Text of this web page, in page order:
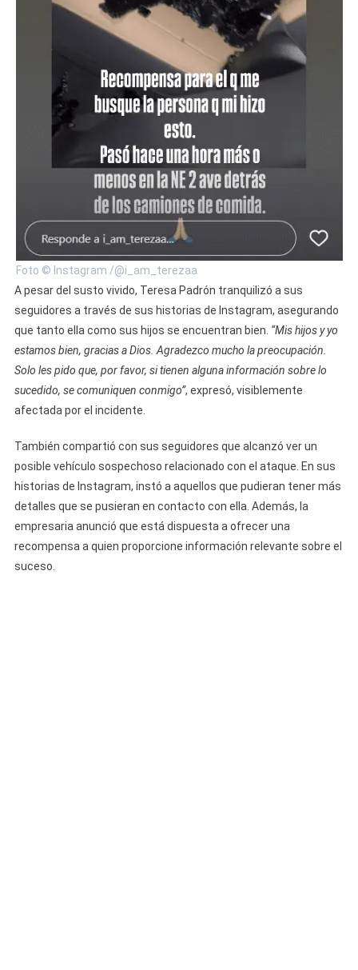
Foto © Instagram /@i_am_terezaa
A pesar del susto vivido, Teresa Padrón tranquilizó a sus
seguidores a través de sus historias de Instagram, asegurando
que tanto ella como sus hijos se encuentran bien. “Mis hijos y yo
estamos bien, gracias a Dios. Agradezco mucho la preocupación.
Solo les pido que, por favor, si tienen alguna información sobre lo
sucedido, se comuniquen conmigo”, expresó, visiblemente
afectada por el incidente.
También compartió con sus seguidores que alcanzó ver un
posible vehículo sospechoso relacionado con el ataque. En sus
historias de Instagram, instó a aquellos que pudieran tener más
detalles que se pusieran en contacto con ella. Además, la
empresaria anunció que está dispuesta a ofrecer una
recompensa a quien proporcione información relevante sobre el
suceso.